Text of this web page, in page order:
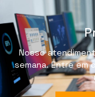
Nosso
semana. Entre em